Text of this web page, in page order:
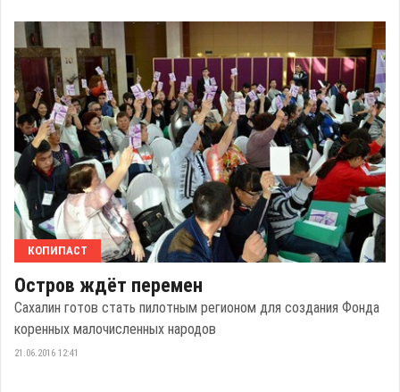
КОПИПАСТ
Остров ждёт перемен
Сахалин готов стать пилотным регионом для создания Фонда
коренных малочисленных народов
21.06.2016 12:41